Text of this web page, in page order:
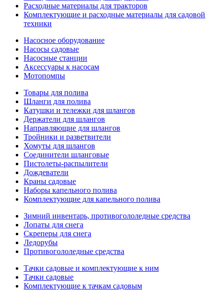
Расходные материалы для тракторов
Комплектующие и расходные материалы для садовой
техники
Насосное оборудование
Насосы садовые
Насосные станции
Аксессуары к насосам
Мотопомпы
Товары для полива
Шланги для полива
Катушки и тележки для шлангов
Держатели для шлангов
Направляющие для шлангов
Тройники и разветвители
Хомуты для шлангов
Соединители шланговые
Пистолеты-распылители
Дождеватели
Краны садовые
Наборы капельного полива
Комплектующие для капельного полива
Зимний инвентарь, противогололедные средства
Лопаты для снега
Скреперы для снега
Ледорубы
Противогололедные средства
Тачки садовые и комплектующие к ним
Тачки садовые
Комплектующие к тачкам садовым